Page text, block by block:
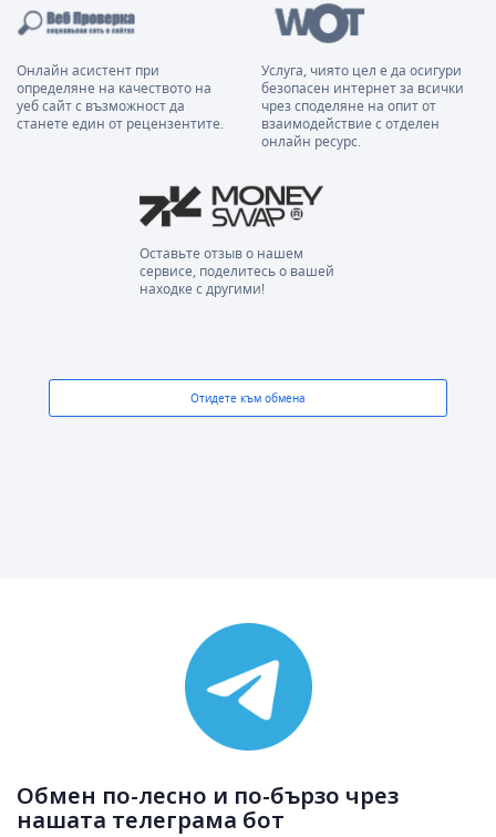
Онлайн асистент при
определяне на качеството на
уеб сайт с възможност да
станете един от рецензентите.
Услуга, чиято цел е да осигури
безопасен интернет за всички
чрез споделяне на опит от
взаимодействие с отделен
онлайн ресурс.
Оставьте отзыв о нашем
сервисе, поделитесь о вашей
находке с другими!
Отидете към обмена
Обмен по-лесно и по-бързо чрез
нашата телеграма бот